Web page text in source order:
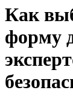
Как
форму